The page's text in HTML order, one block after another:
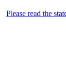
Please read the